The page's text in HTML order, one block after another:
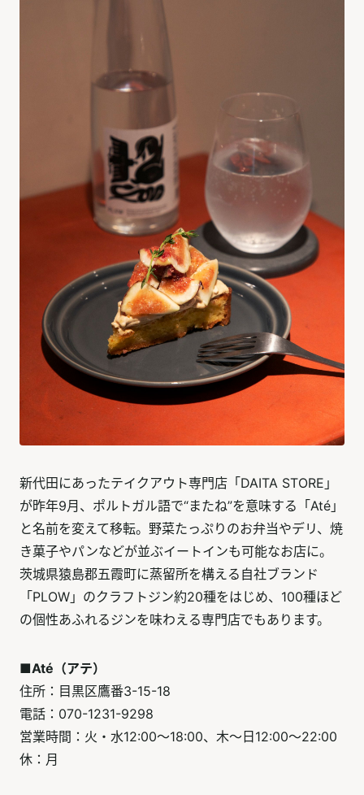
新代田にあったテイクアウト専門店「DAITA STORE」
が昨年9月、ポルトガル語で“またね”を意味する「Até」
と名前を変えて移転。野菜たっぷりのお弁当やデリ、焼
き菓子やパンなどが並ぶイートインも可能なお店に。
茨城県猿島郡五霞町に蒸留所を構える自社ブランド
「PLOW」のクラフトジン約20種をはじめ、100種ほど
の個性あふれるジンを味わえる専門店でもあります。
■Até（アテ）
住所：目黒区鷹番3-15-18
電話：070-1231-9298
営業時間：火・水12:00～18:00、木～日12:00～22:00
休：月